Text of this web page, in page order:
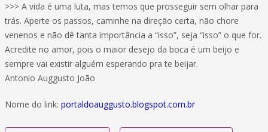
>>> A vida é uma luta, mas temos que prosseguir sem olhar para
trás. Aperte os passos, caminhe na direção certa, não chore
venenos e não dê tanta importância a “isso”, seja “isso” o que for.
Acredite no amor, pois o maior desejo da boca é um beijo e
sempre vai existir alguém esperando pra te beijar.
Antonio Auggusto João
Nome do link: portaldoauggusto.blogspot.com.br